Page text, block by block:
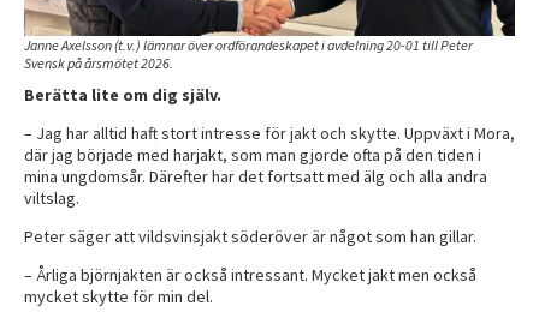
Janne Axelsson (t.v.) lämnar över ordförandeskapet i avdelning 20-01 till Peter
Svensk på årsmötet 2026.
Berätta lite om dig själv.
– Jag har alltid haft stort intresse för jakt och skytte. Uppväxt i Mora,
där jag började med harjakt, som man gjorde ofta på den tiden i
mina ungdomsår. Därefter har det fortsatt med älg och alla andra
viltslag.
Peter säger att vildsvinsjakt söderöver är något som han gillar.
– Årliga björnjakten är också intressant. Mycket jakt men också
mycket skytte för min del.